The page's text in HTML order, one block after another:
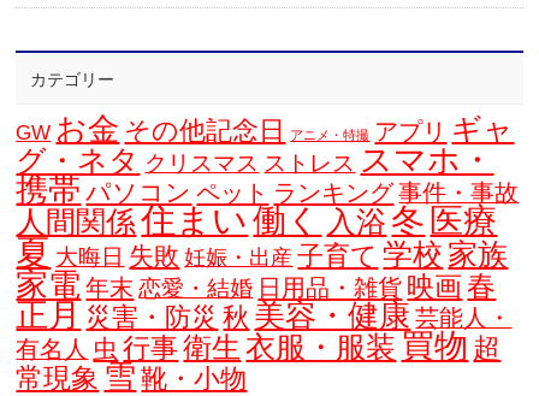
カテゴリー
GW お金 その他記念日 アニメ・特撮 アプリ ギャ
グ・ネタ クリスマス ストレス スマホ・
携帯 パソコン ペット ランキング事件・事故
人間関係住まい 働く 入浴 冬 医療
夏 大晦日 失敗 妊娠・出産 子育て 学校 家族
家電 年末 恋愛・結婚 日用品・雑貨 映画 春
正月 災害・防災 秋 美容・健康 芸能人・
有名人 虫 行事 衛生 衣服・服装 買物 超
常現象 雪 靴・小物